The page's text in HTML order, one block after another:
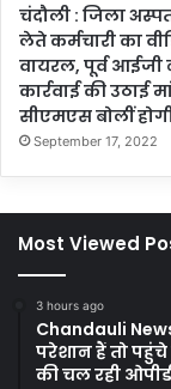
चंदौली : जिला
लेते कर्मचारी का
वायरल, पूर्व आईजी
कार्रवाई की उठाई
सीएमएस बोलीं
September 17, 2022
Most Viewed
3 hours ago
Chandauli
परेशान हैं तो
की चल रही